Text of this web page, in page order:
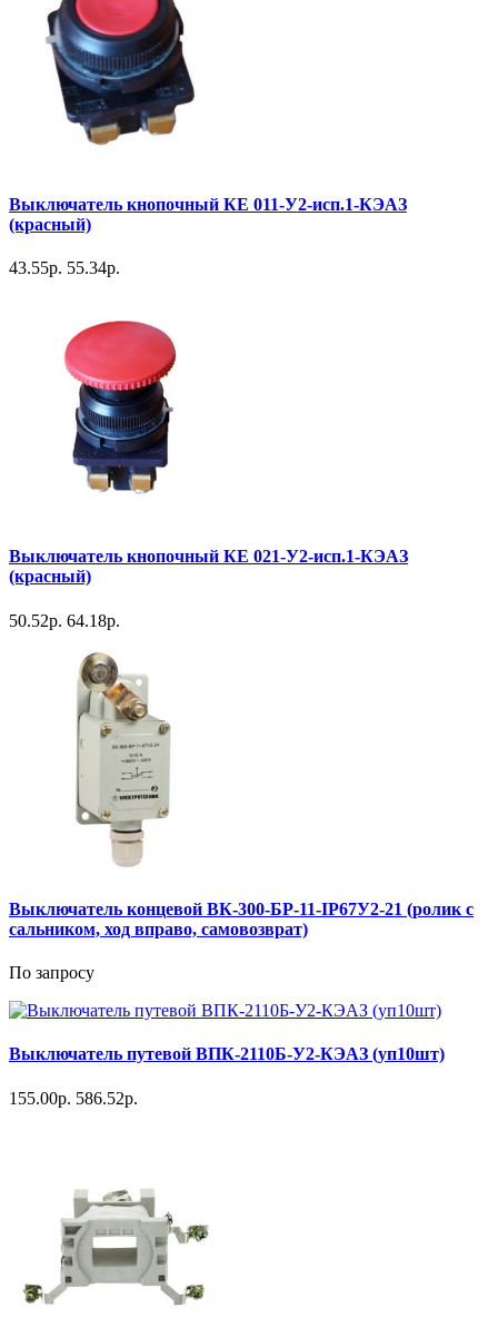
Выключатель кнопочный КЕ 011-У2-исп.1-КЭАЗ
(красный)
43.55р. 55.34р.
Выключатель кнопочный КЕ 021-У2-исп.1-КЭАЗ
(красный)
50.52р. 64.18р.
Выключатель концевой ВК-300-БР-11-IP67У2-21 (ролик с
сальником, ход вправо, самовозврат)
По запросу
Выключатель путевой ВПК-2110Б-У2-КЭАЗ (уп10шт)
155.00р. 586.52р.